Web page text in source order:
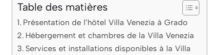
Table des matières
Présentation de l’hôtel Villa Venezia à Grado
Hébergement et chambres de la Villa Venezia
Services et installations disponibles à la Villa